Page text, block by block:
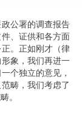
公署的调查报告
、证供和各方面
。正如刚才（律
象，我们再进一
个独立的意见，
畴，我们考虑了
。